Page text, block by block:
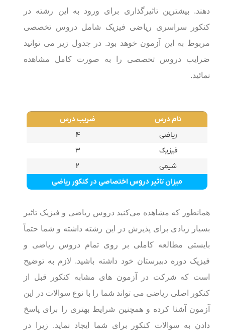
دهند. بیشترین تاثیرگذاری برای ورود به این رشته در
کنکور سراسری ریاضی فیزیک شامل دروس تخصصی
مربوط به این آزمون خوهد بود. در جدول زیر می توانید
ضرایب دروس تخصصی را به صورت کامل مشاهده
نمائید.
نام درس ضریب درس
میزان تاثیر دروس اختصاصی در کنکور ریاضی
ریاضی
۴
فیزیک
۳
شیمی
۲
همانطور که مشاهده می‌کنید دروس ریاضی و فیزیک تاثیر
بسیار زیادی برای پذیرش در این رشته داشته و شما حتماً
بایستی مطالعه کاملی بر روی تمام دروس ریاضی و
فیزیک دوره دبیرستان خود داشته باشید. لازم به توضیح
است که شرکت در آزمون های مشابه کنکور قبل از
کنکور اصلی ریاضی می تواند شما را با نوع سوالات در این
آزمون آشنا کرده و همچنین شرایط بهتری را برای پاسخ
دادن به سوالات کنکور برای شما ایجاد نماید. زیرا در